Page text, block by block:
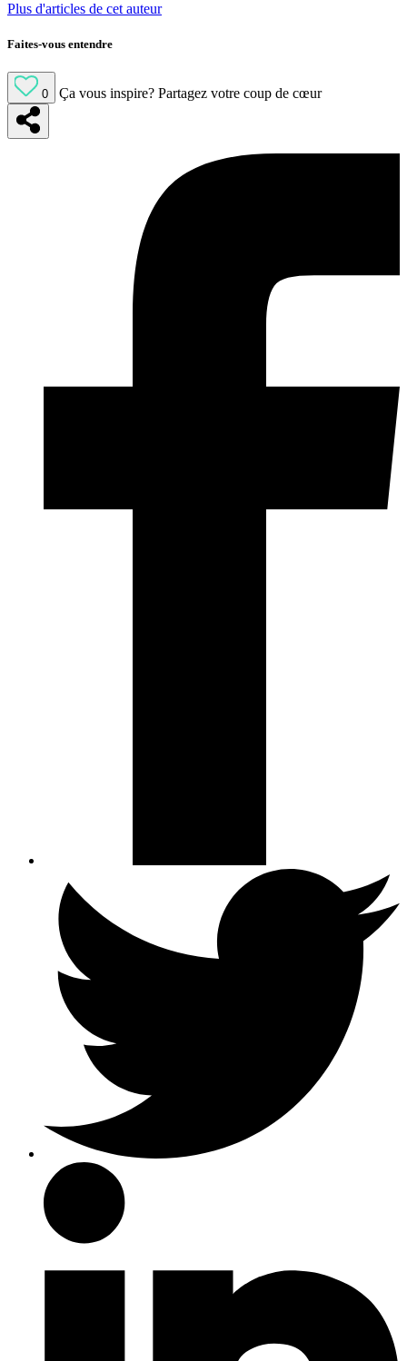
Plus d'articles de cet auteur
Faites-vous entendre
0 Ça vous inspire? Partagez votre coup de cœur